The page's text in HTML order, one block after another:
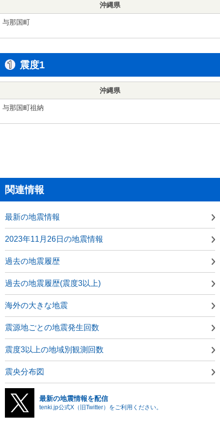
沖縄県
与那国町
震度1
沖縄県
与那国町祖納
関連情報
最新の地震情報
2023年11月26日の地震情報
過去の地震履歴
過去の地震履歴(震度3以上)
海外の大きな地震
震源地ごとの地震発生回数
震度3以上の地域別観測回数
震央分布図
最新の地震情報を配信
tenki.jp公式X（旧Twitter）をご利用ください。